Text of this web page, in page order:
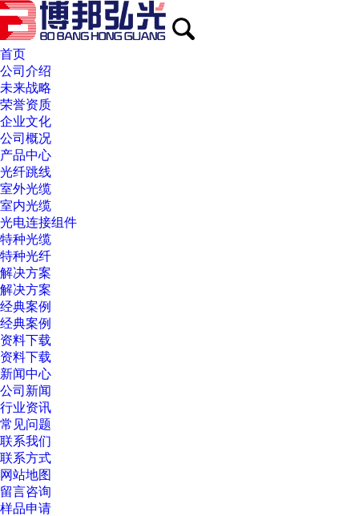
首页
公司介绍
未来战略
荣誉资质
企业文化
公司概况
产品中心
光纤跳线
室外光缆
室内光缆
光电连接组件
特种光缆
特种光纤
解决方案
解决方案
经典案例
经典案例
资料下载
资料下载
新闻中心
公司新闻
行业资讯
常见问题
联系我们
联系方式
网站地图
留言咨询
样品申请